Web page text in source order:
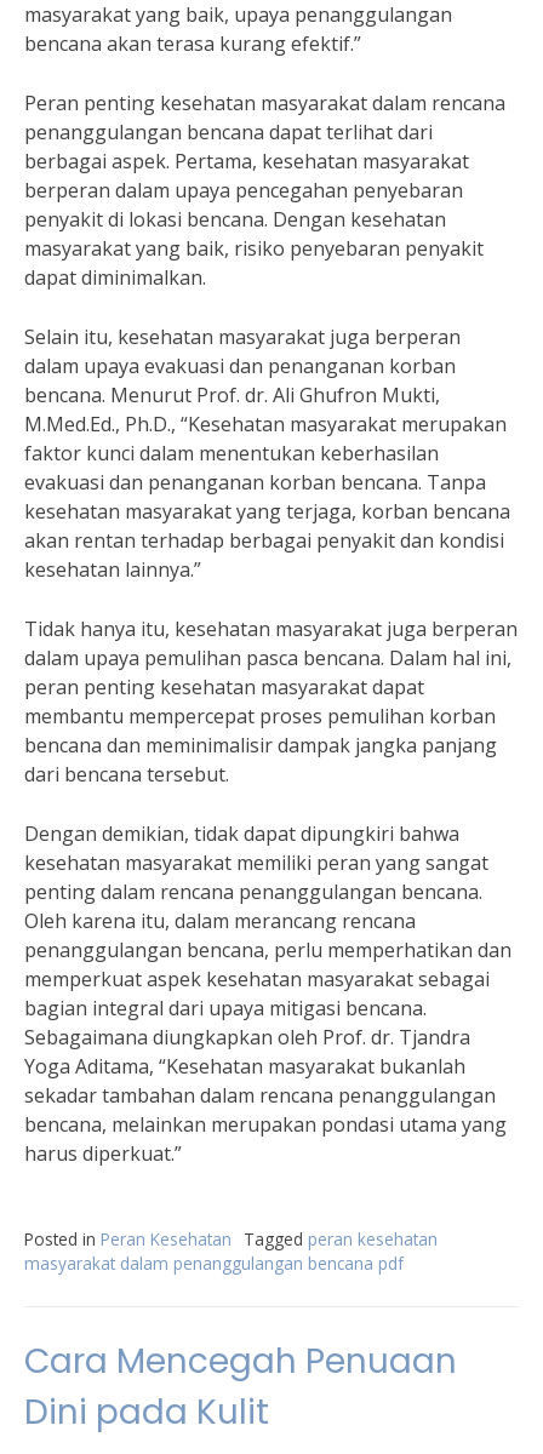
masyarakat yang baik, upaya penanggulangan
bencana akan terasa kurang efektif.”
Peran penting kesehatan masyarakat dalam rencana
penanggulangan bencana dapat terlihat dari
berbagai aspek. Pertama, kesehatan masyarakat
berperan dalam upaya pencegahan penyebaran
penyakit di lokasi bencana. Dengan kesehatan
masyarakat yang baik, risiko penyebaran penyakit
dapat diminimalkan.
Selain itu, kesehatan masyarakat juga berperan
dalam upaya evakuasi dan penanganan korban
bencana. Menurut Prof. dr. Ali Ghufron Mukti,
M.Med.Ed., Ph.D., “Kesehatan masyarakat merupakan
faktor kunci dalam menentukan keberhasilan
evakuasi dan penanganan korban bencana. Tanpa
kesehatan masyarakat yang terjaga, korban bencana
akan rentan terhadap berbagai penyakit dan kondisi
kesehatan lainnya.”
Tidak hanya itu, kesehatan masyarakat juga berperan
dalam upaya pemulihan pasca bencana. Dalam hal ini,
peran penting kesehatan masyarakat dapat
membantu mempercepat proses pemulihan korban
bencana dan meminimalisir dampak jangka panjang
dari bencana tersebut.
Dengan demikian, tidak dapat dipungkiri bahwa
kesehatan masyarakat memiliki peran yang sangat
penting dalam rencana penanggulangan bencana.
Oleh karena itu, dalam merancang rencana
penanggulangan bencana, perlu memperhatikan dan
memperkuat aspek kesehatan masyarakat sebagai
bagian integral dari upaya mitigasi bencana.
Sebagaimana diungkapkan oleh Prof. dr. Tjandra
Yoga Aditama, “Kesehatan masyarakat bukanlah
sekadar tambahan dalam rencana penanggulangan
bencana, melainkan merupakan pondasi utama yang
harus diperkuat.”
Posted in Peran Kesehatan Tagged peran kesehatan
masyarakat dalam penanggulangan bencana pdf
Cara Mencegah Penuaan
Dini pada Kulit